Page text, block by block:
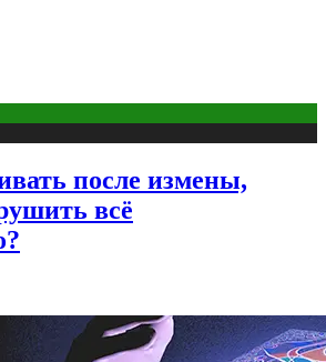
после измены,
всё